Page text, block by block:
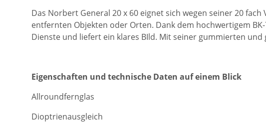
Das Norbert General 20 x 60 eignet sich wegen seiner 20
entfernten Objekten oder Orten. Dank dem hochwertigem
Dienste und liefert ein klares BIld. Mit seiner gummierten
Eigenschaften und technische Daten auf einem Blick
Allroundfernglas
Dioptrienausgleich